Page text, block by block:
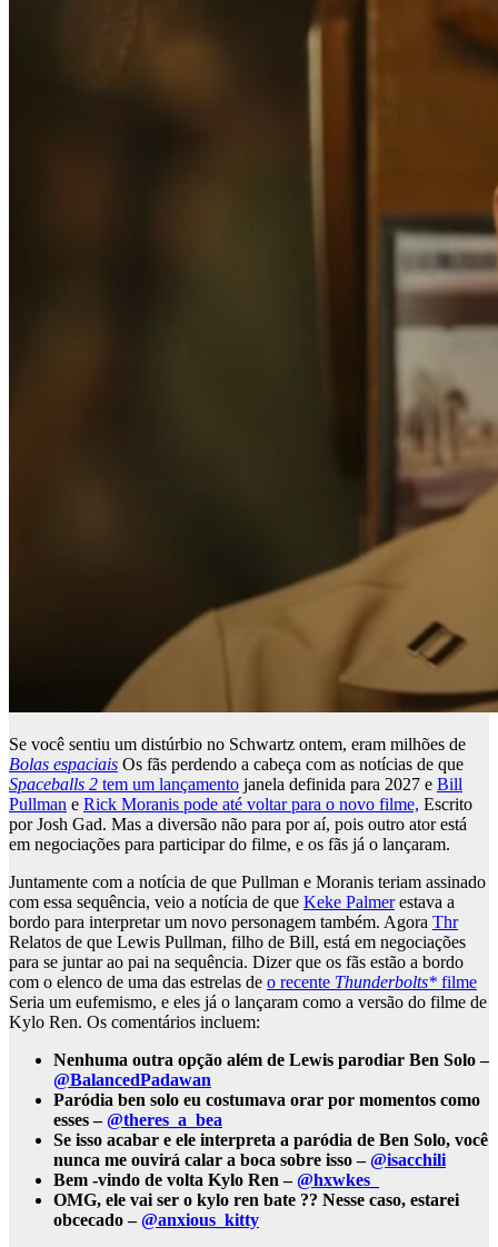
Se você sentiu um distúrbio no Schwartz ontem, eram milhões de
Bolas espaciais Os fãs perdendo a cabeça com as notícias de que
Spaceballs 2 tem um lançamento janela definida para 2027 e Bill
Pullman e Rick Moranis pode até voltar para o novo filme, Escrito
por Josh Gad. Mas a diversão não para por aí, pois outro ator está
em negociações para participar do filme, e os fãs já o lançaram.
Juntamente com a notícia de que Pullman e Moranis teriam assinado
com essa sequência, veio a notícia de que Keke Palmerestava a
bordo para interpretar um novo personagem também. Agora Thr
Relatos de que Lewis Pullman, filho de Bill, está em negociações
para se juntar ao pai na sequência. Dizer que os fãs estão a bordo
com o elenco de uma das estrelas de o recente Thunderbolts* filme
Seria um eufemismo, e eles já o lançaram como a versão do filme de
Kylo Ren. Os comentários incluem:
Nenhuma outra opção além de Lewis parodiar Ben Solo –
@BalancedPadawan
Paródia ben solo eu costumava orar por momentos como
esses –@theres_a_bea
Se isso acabar e ele interpreta a paródia de Ben Solo, você
nunca me ouvirá calar a boca sobre isso –@isacchili
Bem -vindo de volta Kylo Ren –@hxwkes_
OMG, ele vai ser o kylo ren bate ?? Nesse caso, estarei
obcecado –@anxious_kitty